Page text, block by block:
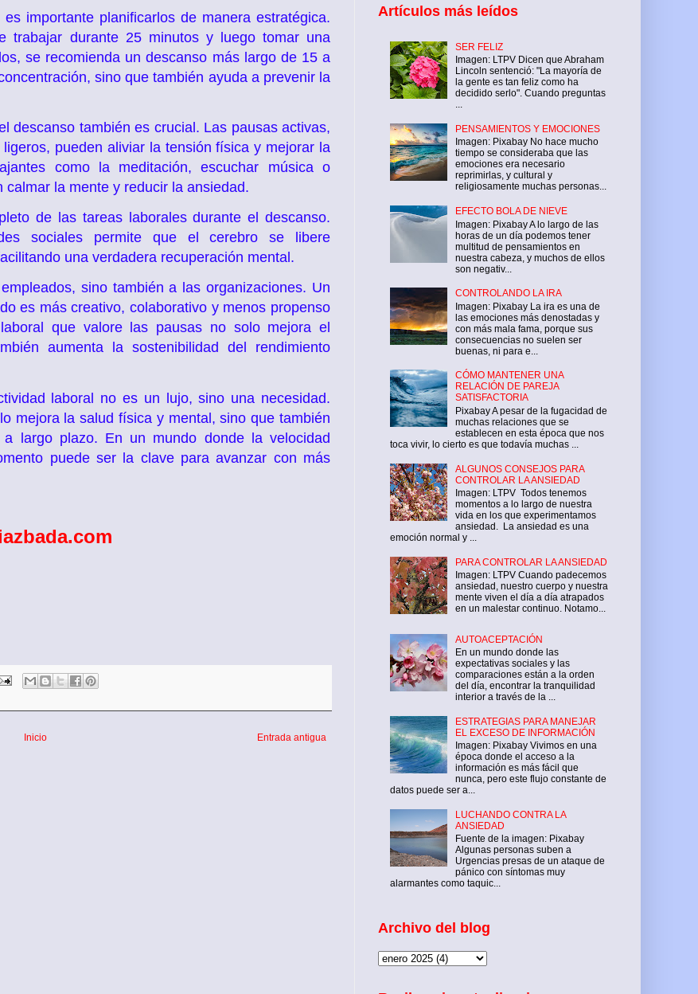
importante planificarlos de manera estratégica.
trabajar durante 25 minutos y luego tomar una
se recomienda un descanso más largo de 15 a
sino que también ayuda a prevenir la
descanso también es crucial. Las pausas activas,
pueden aliviar la tensión física y mejorar la
como la meditación, escuchar música o
la mente y reducir la ansiedad.
de las tareas laborales durante el descanso.
sociales permite que el cerebro se libere
una verdadera recuperación mental.
sino también a las organizaciones. Un
es más creativo, colaborativo y menos propenso
que valore las pausas no solo mejora el
aumenta la sostenibilidad del rendimiento
laboral no es un lujo, sino una necesidad.
mejora la salud física y mental, sino que también
largo plazo. En un mundo donde la velocidad
puede ser la clave para avanzar con más
Entrada antigua
Inicio
Artículos más leídos
SER FELIZ
Imagen: LTPV Dicen que Abraham
Lincoln sentenció: "La mayoría de
la gente es tan feliz como ha
decidido serlo". Cuando preguntas
...
PENSAMIENTOS Y EMOCIONES
Imagen: Pixabay No hace mucho
tiempo se consideraba que las
emociones era necesario
reprimirlas, y cultural y
religiosamente muchas personas...
EFECTO BOLA DE NIEVE
Imagen: Pixabay A lo largo de las
horas de un día podemos tener
multitud de pensamientos en
nuestra cabeza, y muchos de ellos
son negativ...
CONTROLANDO LA IRA
Imagen: Pixabay La ira es una de
las emociones más denostadas y
con más mala fama, porque sus
consecuencias no suelen ser
buenas, ni para e...
CÓMO MANTENER UNA
RELACIÓN DE PAREJA
SATISFACTORIA
Pixabay A pesar de la fugacidad de
muchas relaciones que se
establecen en esta época que nos
toca vivir, lo cierto es que todavía muchas ...
ALGUNOS CONSEJOS PARA
CONTROLAR LA ANSIEDAD
Imagen: LTPV Todos tenemos
momentos a lo largo de nuestra
vida en los que experimentamos
ansiedad. La ansiedad es una
emoción normal y ...
PARA CONTROLAR LA ANSIEDAD
Imagen: LTPV Cuando padecemos
ansiedad, nuestro cuerpo y nuestra
mente viven el día a día atrapados
en un malestar continuo. Notamo...
AUTOACEPTACIÓN
En un mundo donde las
expectativas sociales y las
comparaciones están a la orden
del día, encontrar la tranquilidad
interior a través de la ...
ESTRATEGIAS PARA MANEJAR
EL EXCESO DE INFORMACIÓN
Imagen: Pixabay Vivimos en una
época donde el acceso a la
información es más fácil que
nunca, pero este flujo constante de
datos puede ser a...
LUCHANDO CONTRA LA
ANSIEDAD
Fuente de la imagen: Pixabay
Algunas personas suben a
Urgencias presas de un ataque de
pánico con síntomas muy
alarmantes como taquic...
Archivo del blog